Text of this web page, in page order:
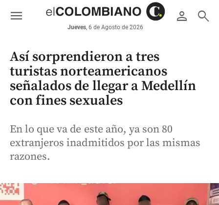
económicos
Colombia
person search
Jueves, 6 de Agosto de 2026
menu
Así sorprendieron a tres
turistas norteamericanos
señalados de llegar a Medellín
con fines sexuales
En lo que va de este año, ya son 80
extranjeros inadmitidos por las mismas
razones.